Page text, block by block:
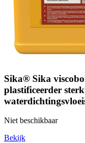
Sika® Sika
plastificeerder
Niet beschikbaar
Bekijk